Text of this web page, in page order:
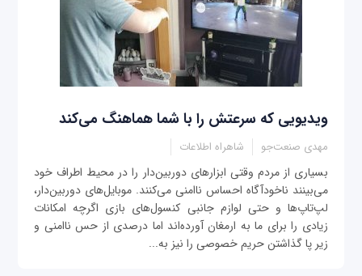
ویدیویی که سرعتش را با شما هماهنگ می‌کند
مهدی صنعت‌جو شاهراه اطلاعات
بسیاری از مردم وقتی ابزارهای دوربین‌دار را در محیط اطراف خود
می‌بینند ناخودآگاه احساس ناامنی می‌کنند. موبایل‌های دوربین‌دار،
لپ‌تاپ‌ها و حتی لوازم جانبی کنسول‌های بازی اگرچه امکانات
زیادی را برای ما به ارمغان آورده‌اند اما درصدی از حس ناامنی و
زیر پا گذاشتن حریم خصوصی را نیز به...